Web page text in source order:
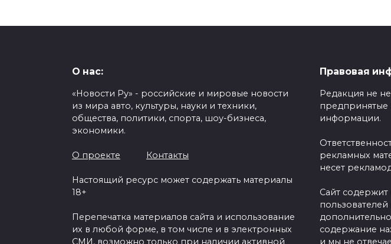
О нас:
«Новости Ру» - российские и мировые новости
из мира авто, культуры, науки и техники,
общества, политики, спорта, шоу-бизнеса,
экономики.
О проекте Контакты
Настоящий ресурс может содержать материалы
18+
Перепечатка материалов сайта и использование
их в любой форме, в том числе и в электронных
СМИ, возможно только при наличии активной
Правовая
Редакция не
предпринятые
информации.
рекламных
несет
Сайт
содержание
и мы не